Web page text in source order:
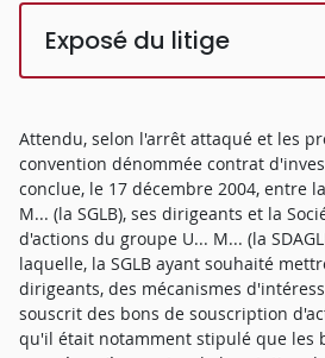
Exposé du litige
Attendu, selon l'arrêt attaqué et les
convention dénommée contrat
conclue, le 17 décembre 2004, entre
M... (la SGLB), ses dirigeants et la
d'actions du groupe U... M... (la
laquelle, la SGLB ayant souhaité
dirigeants, des mécanismes
souscrit des bons de souscription
qu'il était notamment stipulé que les